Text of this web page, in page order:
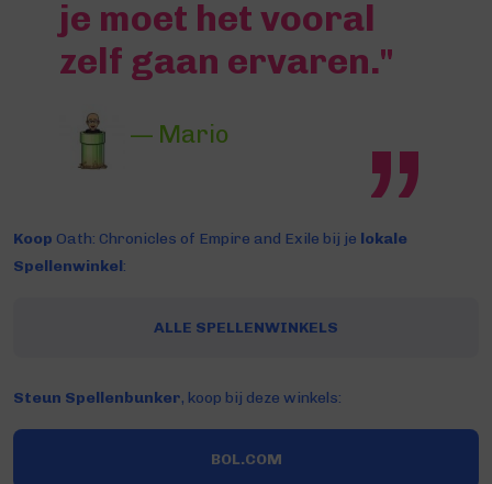
je moet het vooral
zelf gaan ervaren."
— Mario
Koop Oath: Chronicles of Empire and Exile bij je lokale
Spellenwinkel:
ALLE SPELLENWINKELS
Steun Spellenbunker, koop bij deze winkels:
BOL.COM